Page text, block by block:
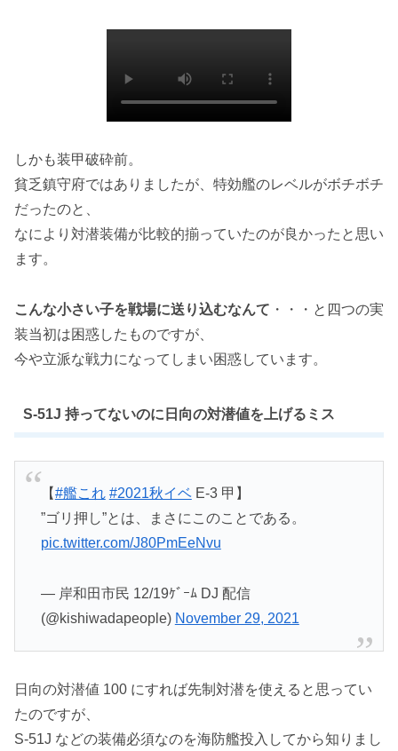
しかも装甲破砕前。
貧乏鎮守府ではありましたが、特効艦のレベルがボチボチ
だったのと、
なにより対潜装備が比較的揃っていたのが良かったと思い
ます。
こんな小さい子を戦場に送り込むなんて ・・・と四つの実
装当初は困惑したものですが、
今や立派な戦力になってしまい困惑しています。
S-51J 持ってないのに日向の対潜値を上げるミス
【#艦これ #2021秋イベE-3 甲】
”ゴリ押し”とは、まさにこのことである。
pic.twitter.com/J80PmEeNvu
— 岸和田市民 12/19ｹﾞｰﾑ DJ 配信
(@kishiwadapeople) November 29, 2021
日向の対潜値 100 にすれば先制対潜を使えると思ってい
たのですが、
S-51J などの装備必須なのを海防艦投入してから知りまし